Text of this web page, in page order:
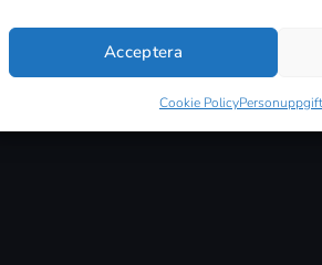
Acceptera
Cookie Policy